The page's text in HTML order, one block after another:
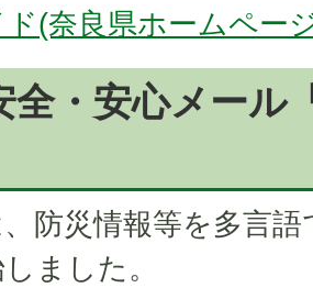
ド(奈良県ホームペー
全・安心メール
防災情報等を多言
ました。